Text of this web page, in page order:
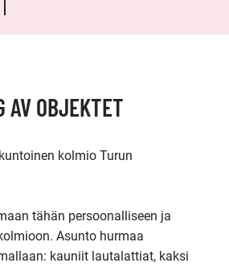
AV OBJEKTET
kolmio Turun
tähän persoonalliseen ja
Asunto hurmaa
kauniit lautalattiat, kaksi